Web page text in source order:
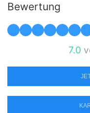
Bewertung
7.0